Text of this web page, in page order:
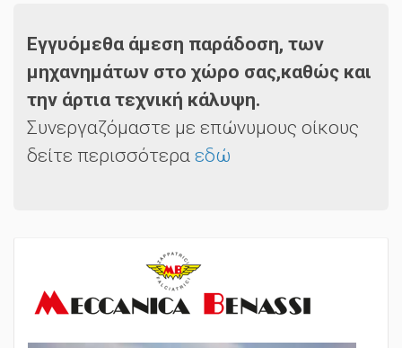
Εγγυόμεθα άμεση παράδοση, των
μηχανημάτων στο χώρο σας,καθώς και
την άρτια τεχνική κάλυψη.
Συνεργαζόμαστε με επώνυμους οίκους
δείτε περισσότερα εδώ